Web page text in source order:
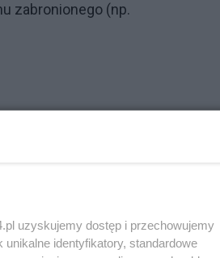
zabronionego (np.
roku. Jak
przeprowadzili
aborcji.
prawa w
uzyskujemy dostęp i przechowujemy
identyfikatory, standardowe